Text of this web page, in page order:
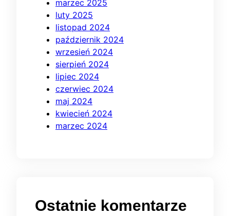
marzec 2025
luty 2025
listopad 2024
październik 2024
wrzesień 2024
sierpień 2024
lipiec 2024
czerwiec 2024
maj 2024
kwiecień 2024
marzec 2024
Ostatnie komentarze